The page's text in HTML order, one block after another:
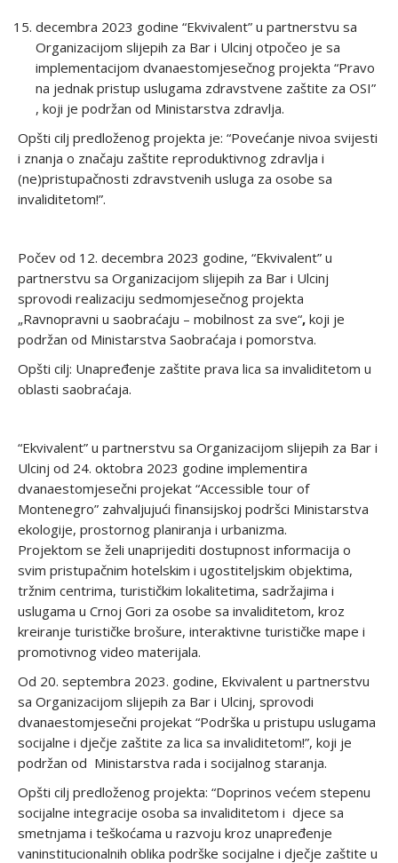
decembra 2023 godine “Ekvivalent” u partnerstvu sa
Organizacijom slijepih za Bar i Ulcinj otpočeo je sa
implementacijom dvanaestomjesečnog projekta “Pravo
na jednak pristup uslugama zdravstvene zaštite za OSI”
, koji je podržan od Ministarstva zdravlja.
Opšti cilj predloženog projekta je: “Povećanje nivoa svijesti
i znanja o značaju zaštite reproduktivnog zdravlja i
(ne)pristupačnosti zdravstvenih usluga za osobe sa
invaliditetom!”.
Počev od 12. decembra 2023 godine, “Ekvivalent” u
partnerstvu sa Organizacijom slijepih za Bar i Ulcinj
sprovodi realizaciju sedmomjesečnog projekta
„Ravnopravni u saobraćaju – mobilnost za sve“, koji je
podržan od Ministarstva Saobraćaja i pomorstva.
Opšti cilj: Unapređenje zaštite prava lica sa invaliditetom u
oblasti saobraćaja.
“Ekvivalent” u partnerstvu sa Organizacijom slijepih za Bar i
Ulcinj od 24. oktobra 2023 godine implementira
dvanaestomjesečni projekat “Accessible tour of
Montenegro” zahvaljujući finansijskoj podršci Ministarstva
ekologije, prostornog planiranja i urbanizma.
Projektom se želi unaprijediti dostupnost informacija o
svim pristupačnim hotelskim i ugostiteljskim objektima,
tržnim centrima, turističkim lokalitetima, sadržajima i
uslugama u Crnoj Gori za osobe sa invaliditetom, kroz
kreiranje turističke brošure, interaktivne turističke mape i
promotivnog video materijala.
Od 20. septembra 2023. godine, Ekvivalent u partnerstvu
sa Organizacijom slijepih za Bar i Ulcinj, sprovodi
dvanaestomjesečni projekat “Podrška u pristupu uslugama
socijalne i dječje zaštite za lica sa invaliditetom!”, koji je
podržan od Ministarstva rada i socijalnog staranja.
Opšti cilj predloženog projekta: “Doprinos većem stepenu
socijalne integracije osoba sa invaliditetom i djece sa
smetnjama i teškoćama u razvoju kroz unapređenje
vaninstitucionalnih oblika podrške socijalne i dječje zaštite u